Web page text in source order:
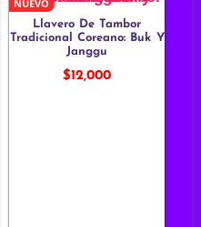
NUEVO
Llavero De Tambor
Tradicional Coreano: Buk Y
Janggu
$12,000